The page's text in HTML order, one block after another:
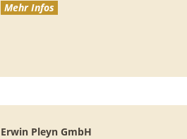
Mehr Infos
Erwin Pleyn GmbH